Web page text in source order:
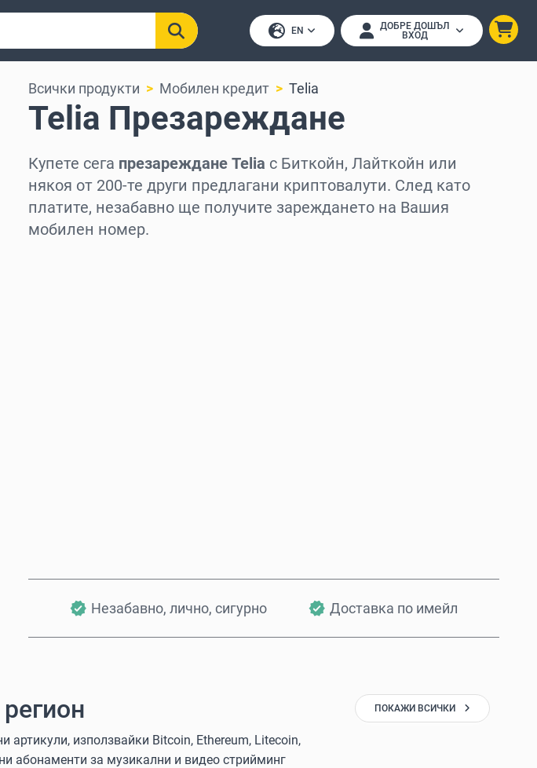
EN
ДОБРЕ ДОШЪЛ
ВХОД
Всички продукти Мобилен кредит Telia
Telia Презареждане
Купете сега презареждане Telia с Биткойн, Лайткойн или
някоя от 200-те други предлагани криптовалути. След като
платите, незабавно ще получите зареждането на Вашия
мобилен номер.
Незабавно, лично, сигурно Доставка по имейл
използвайки Bitcoin, Ethereum, Litecoin,
абонаменти за музикални и видео стрийминг
ПОКАЖИ ВСИЧКИ